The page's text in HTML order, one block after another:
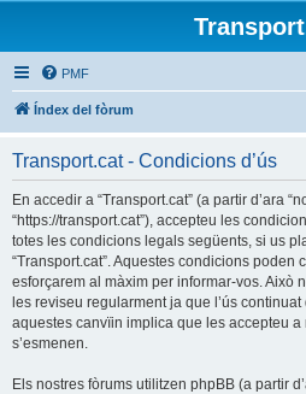
PMF
Índex del fòrum
Transport.cat - Condicions d’ús
En accedir a “Transport.cat” (a partir d’ara
“https://transport.cat”), accepteu les
totes les condicions legals següents, si us
“Transport.cat”. Aquestes condicions
esforçarem al màxim per informar-vos. Això
les reviseu regularment ja que l’ús continuat
aquestes canvïin implica que les accepteu a
s’esmenen.
Els nostres fòrums utilitzen phpBB (a partir